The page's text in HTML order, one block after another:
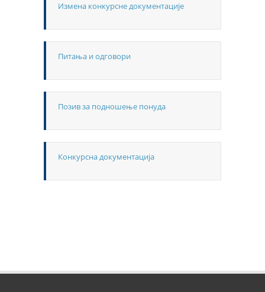
Измена конкурсне документације
Питања и одговори
Позив за подношење понуда
Конкурсна документација